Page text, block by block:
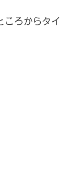
ころからタイ